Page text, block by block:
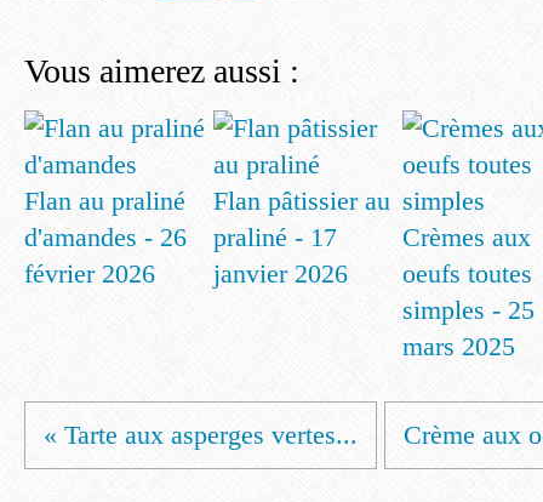
Vous aimerez aussi :
Flan au praliné
d'amandes - 26
février 2026
Flan pâtissier au
praliné - 17
janvier 2026
Crèmes aux
oeufs toutes
simples - 25
mars 2025
« Tarte aux asperges vertes... Crème aux